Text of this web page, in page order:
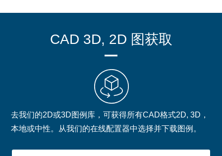
CAD 3D, 2D 图获取
去我们的2D或3D图例库，可获得所有CAD格式2D, 3D，
本地或中性。从我们的在线配置器中选择并下载图例。